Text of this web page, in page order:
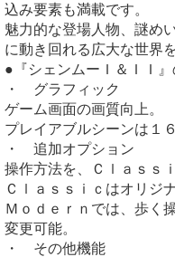
込み要素も満載です。
魅力的な登場人物、謎め
に動き回れる広大な世界
●『シェンムーＩ＆ＩＩ
・ グラフィック
ゲーム画面の画質向上。
プレイアブルシーンは１
・ 追加オプション
操作方法を、Ｃｌａｓｓ
Ｃｌａｓｓｉｃはオリジ
Ｍｏｄｅｒｎでは、歩く
変更可能。
・ その他機能